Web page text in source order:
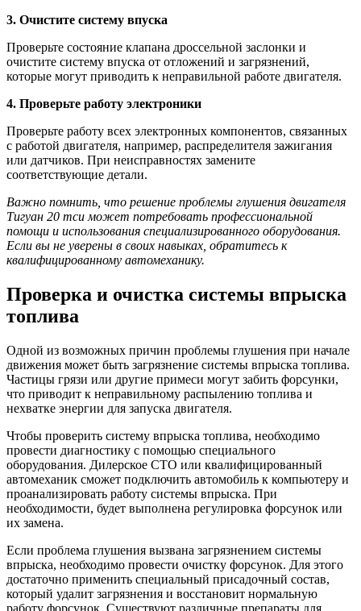
3. Очистите систему впуска
Проверьте состояние клапана дроссельной заслонки и
очистите систему впуска от отложений и загрязнений,
которые могут приводить к неправильной работе двигателя.
4. Проверьте работу электроники
Проверьте работу всех электронных компонентов, связанных
с работой двигателя, например, распределителя зажигания
или датчиков. При неисправностях замените
соответствующие детали.
Важно помнить, что решение проблемы глушения двигателя
Тигуан 20 тси может потребовать профессиональной
помощи и использования специализированного оборудования.
Если вы не уверены в своих навыках, обратитесь к
квалифицированному автомеханику.
Проверка и очистка системы впрыска
топлива
Одной из возможных причин проблемы глушения при начале
движения может быть загрязнение системы впрыска топлива.
Частицы грязи или другие примеси могут забить форсунки,
что приводит к неправильному распылению топлива и
нехватке энергии для запуска двигателя.
Чтобы проверить систему впрыска топлива, необходимо
провести диагностику с помощью специального
оборудования. Дилерское СТО или квалифицированный
автомеханик сможет подключить автомобиль к компьютеру и
проанализировать работу системы впрыска. При
необходимости, будет выполнена регулировка форсунок или
их замена.
Если проблема глушения вызвана загрязнением системы
впрыска, необходимо провести очистку форсунок. Для этого
достаточно применить специальный присадочный состав,
который удалит загрязнения и восстановит нормальную
работу форсунок. Существуют различные препараты для